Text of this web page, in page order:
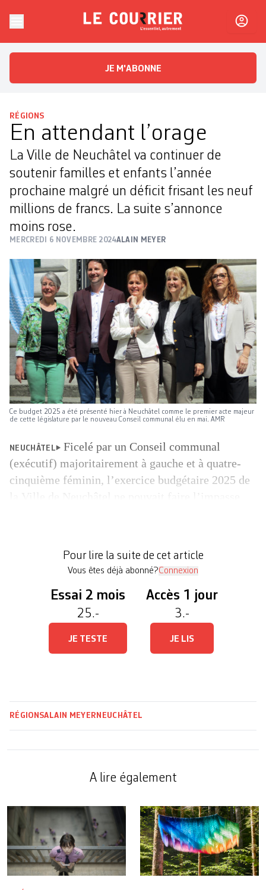
Le CourrierL'essentiel, autrement
JE M'ABONNE
RÉGIONS
En attendant l’orage
La Ville de Neuchâtel va continuer de
soutenir familles et enfants l’année
prochaine malgré un déficit frisant les neuf
millions de francs. La suite s’annonce
moins rose.
MERCREDI 6 NOVEMBRE 2024ALAIN MEYER
Ce budget 2025 a été présenté hier à Neuchâtel comme le premier acte majeur
de cette législature par le nouveau Conseil communal élu en mai. AMR
NEUCHÂTEL
Ficelé par un Conseil communal
(exécutif) majoritairement à gauche et à quatre-
cinquième féminin, l’exercice budgétaire 2025 de
finances de la Ville, le socialiste Jonathan […]
Pour lire la suite de cet article
Vous êtes déjà abonné?Connexion
Essai 2 mois
25.-
JE TESTE
Accès 1 jour
3.-
JE LIS
RÉGIONSALAIN MEYER NEUCHÂTEL
A lire également